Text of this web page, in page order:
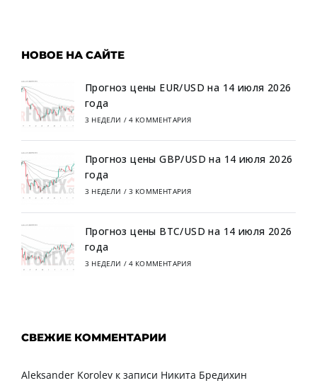
НОВОЕ НА САЙТЕ
Прогноз цены EUR/USD на 14 июля 2026
года
3 НЕДЕЛИ / 4 КОММЕНТАРИЯ
Прогноз цены GBP/USD на 14 июля 2026
года
3 НЕДЕЛИ / 3 КОММЕНТАРИЯ
Прогноз цены BTC/USD на 14 июля 2026
года
3 НЕДЕЛИ / 4 КОММЕНТАРИЯ
СВЕЖИЕ КОММЕНТАРИИ
Aleksander Korolev к записи Никита Бредихин